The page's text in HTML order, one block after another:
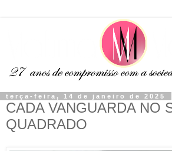
terça-feira, 14 de janeiro de 2025
CADA VANGUARDA NO
QUADRADO